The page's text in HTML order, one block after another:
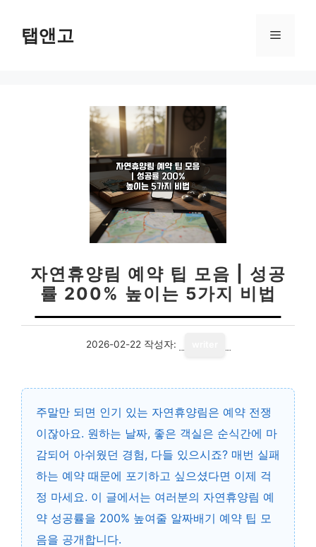
탭앤고 메
자연휴양림 예약 팁 모음 | 성공
률 200% 높이는 5가지 비법
2026-02-22 작성자:
주말만 되면 인기 있는 자연휴양림은 예약 전쟁
이잖아요. 원하는 날짜, 좋은 객실은 순식간에 마
감되어 아쉬웠던 경험, 다들 있으시죠? 매번 실패
하는 예약 때문에 포기하고 싶으셨다면 이제 걱
정 마세요. 이 글에서는 여러분의 자연휴양림 예
약 성공률을 200% 높여줄 알짜배기 예약 팁 모
음을 공개합니다.